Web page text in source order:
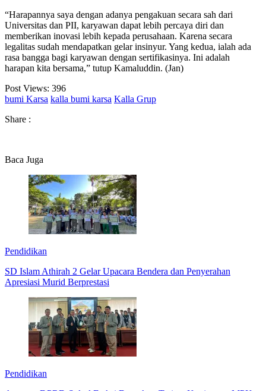
“Harapannya saya dengan adanya pengakuan secara sah dari
Universitas dan PII, karyawan dapat lebih percaya diri dan
memberikan inovasi lebih kepada perusahaan. Karena secara
legalitas sudah mendapatkan gelar insinyur. Yang kedua, ialah ada
rasa bangga bagi karyawan dengan sertifikasinya. Ini adalah
harapan kita bersama,” tutup Kamaluddin. (Jan)
Post Views: 396
bumi Karsa kalla bumi karsa Kalla Grup
Share :
Baca Juga
Pendidikan
SD Islam Athirah 2 Gelar Upacara Bendera dan Penyerahan
Apresiasi Murid Berprestasi
Pendidikan